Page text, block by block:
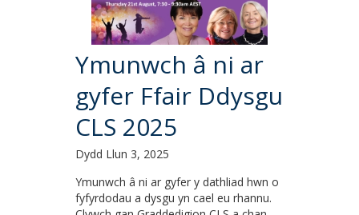
Ymunwch â ni ar
gyfer Ffair Ddysgu
CLS 2025
Dydd Llun 3, 2025
Ymunwch â ni ar gyfer y dathliad hwn o
fyfyrdodau a dysgu yn cael eu rhannu.